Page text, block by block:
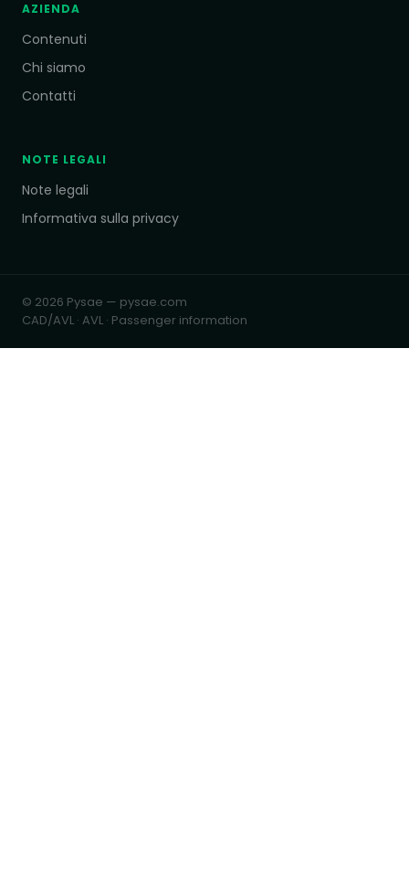
AZIENDA
Contenuti
Chi siamo
Contatti
NOTE LEGALI
Note legali
Informativa sulla privacy
© 2026 Pysae — pysae.com
CAD/AVL · AVL · Passenger information